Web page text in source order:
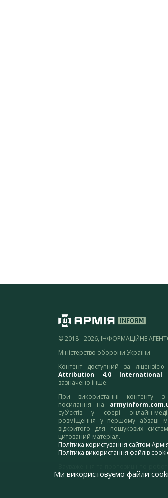
© 2018 - 2026, ІНФОРМАЦІЙНЕ
Міністерство оборони України
Контент доступний за ліцензією
Attribution 4.0 International
зазначено інше.
При використанні контенту
посилання на
суб’єктів у сфері онлайн-
розміщення у першому абзаці
відкритого для пошукових
цитований матеріал.
Політика користування сайтом
Політика використання файлів
адресу:
Ми використовуємо файли